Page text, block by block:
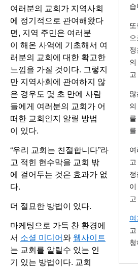
여러분의 교회가 지역사회
에 정기적으로 관여해왔다
면, 지역 주민은 여러분
이 해온 사역에 기초해서 여
러분의 교회에 대한 확고한
느낌을 가질 것이다. 그렇지
만 지역사회에 관여하지 않
은 경우도 몇 초 만에 사람
들에게 여러분의 교회가 어
떠한 교회인지 알릴 방법
이 있다.
“우리 교회는 친절합니다”라
고 적힌 현수막을 교회 밖
에 걸어두는 것은 효과가 없
다.
더 절묘한 방법이 있다.
마케팅으로 가득 찬 환경에
서 소셜 미디어와 웹사이트
는 교회를 알릴수 있는 인
기 있는 방법이다. 교회